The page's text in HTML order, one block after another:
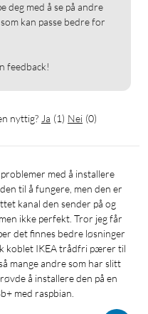
deg med å se på andre
kan passe bedre for
feedback!
nyttig? Ja (1) Nei (0)
til å fungere, men den er
kanal den sender på og
ikke perfekt. Tror jeg får
det finnes bedre løsninger
koblet IKEA trådfri pærer til
mange andre som har slitt
å installere den på en
med raspbian.